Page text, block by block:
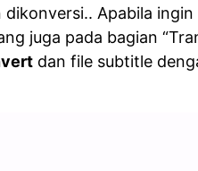
Apabila ingin
juga pada bagian
dan file subtitle